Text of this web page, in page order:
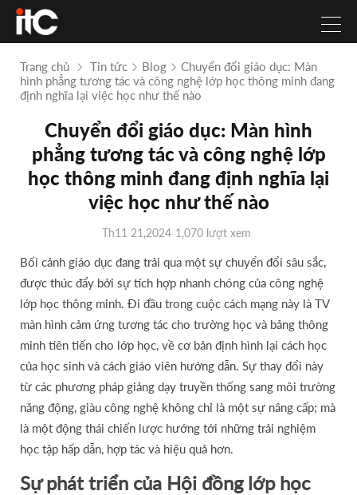
Trang chủ Tin tức Blog
Chuyển đổi giáo dục: Màn
hình phẳng tương tác và công nghệ lớp học thông minh đang
định nghĩa lại việc học như thế nào
Chuyển đổi giáo dục: Màn hình
phẳng tương tác và công nghệ lớp
học thông minh đang định nghĩa lại
việc học như thế nào
Th11 21,2024 1,070 lượt xem
Bối cảnh giáo dục đang trải qua một sự chuyển đổi sâu sắc,
được thúc đẩy bởi sự tích hợp nhanh chóng của công nghệ
lớp học thông minh. Đi đầu trong cuộc cách mạng này là TV
màn hình cảm ứng tương tác cho trường học và bảng thông
minh tiên tiến cho lớp học, về cơ bản định hình lại cách học
của học sinh và cách giáo viên hướng dẫn. Sự thay đổi này
từ các phương pháp giảng dạy truyền thống sang môi trường
năng động, giàu công nghệ không chỉ là một sự nâng cấp; mà
là một động thái chiến lược hướng tới những trải nghiệm
học tập hấp dẫn, hợp tác và hiệu quả hơn.
Sự phát triển của Hội đồng lớp học